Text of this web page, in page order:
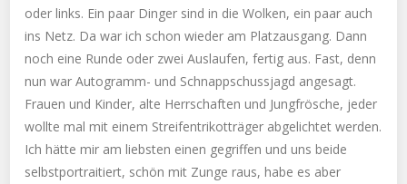
oder links. Ein paar Dinger sind in die Wolken, ein paar auch
ins Netz. Da war ich schon wieder am Platzausgang. Dann
noch eine Runde oder zwei Auslaufen, fertig aus. Fast, denn
nun war Autogramm- und Schnappschussjagd angesagt.
Frauen und Kinder, alte Herrschaften und Jungfrösche, jeder
wollte mal mit einem Streifentrikotträger abgelichtet werden.
Ich hätte mir am liebsten einen gegriffen und uns beide
selbstportraitiert, schön mit Zunge raus, habe es aber